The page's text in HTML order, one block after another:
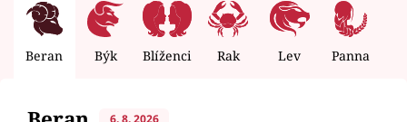
Beran Býk Blíženci Rak Lev Panna